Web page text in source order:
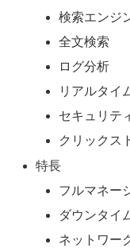
検索エンジ
全文検索
ログ分析
リアルタイ
セキュリテ
クリックス
特長
フルマネー
ダウンタイ
ネットワー